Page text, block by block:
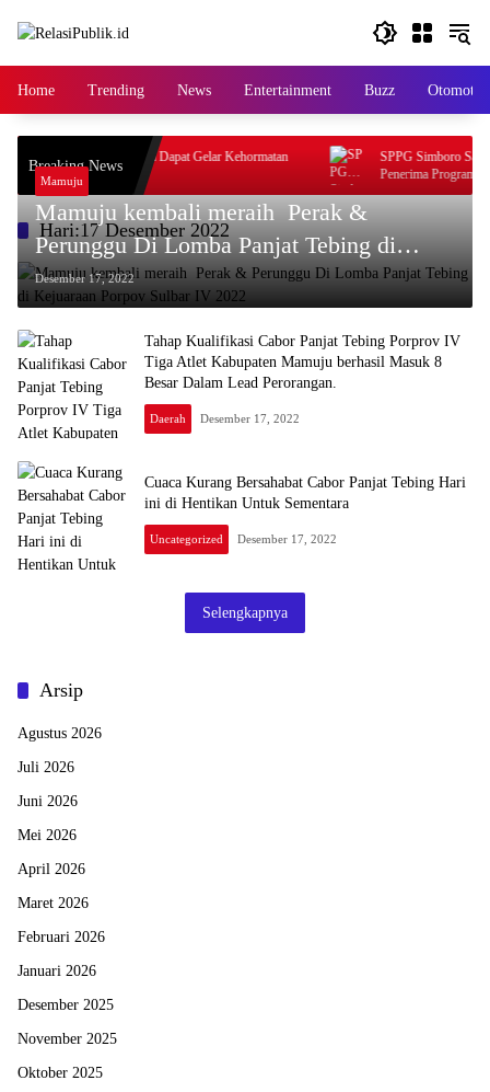
Home Trending News Entertainment Buzz Otomotif
Breaking News
Suhardi Duka Dapat Gelar Kehormatan
Tappidena
SPPG Simboro Sajikan
Penerima Program Makan
Hari:17 Desember 2022
Mamuju
Mamuju kembali meraih Perak &
Perunggu Di Lomba Panjat Tebing di
Kejuaraan Porpov Sulbar IV 2022
Desember 17, 2022
Tahap Kualifikasi Cabor Panjat Tebing Porprov IV
Tiga Atlet Kabupaten Mamuju berhasil Masuk 8
Besar Dalam Lead Perorangan.
Daerah Desember 17, 2022
Cuaca Kurang Bersahabat Cabor Panjat Tebing Hari
ini di Hentikan Untuk Sementara
Uncategorized Desember 17, 2022
Selengkapnya
Arsip
Agustus 2026
Juli 2026
Juni 2026
Mei 2026
April 2026
Maret 2026
Februari 2026
Januari 2026
Desember 2025
November 2025
Oktober 2025